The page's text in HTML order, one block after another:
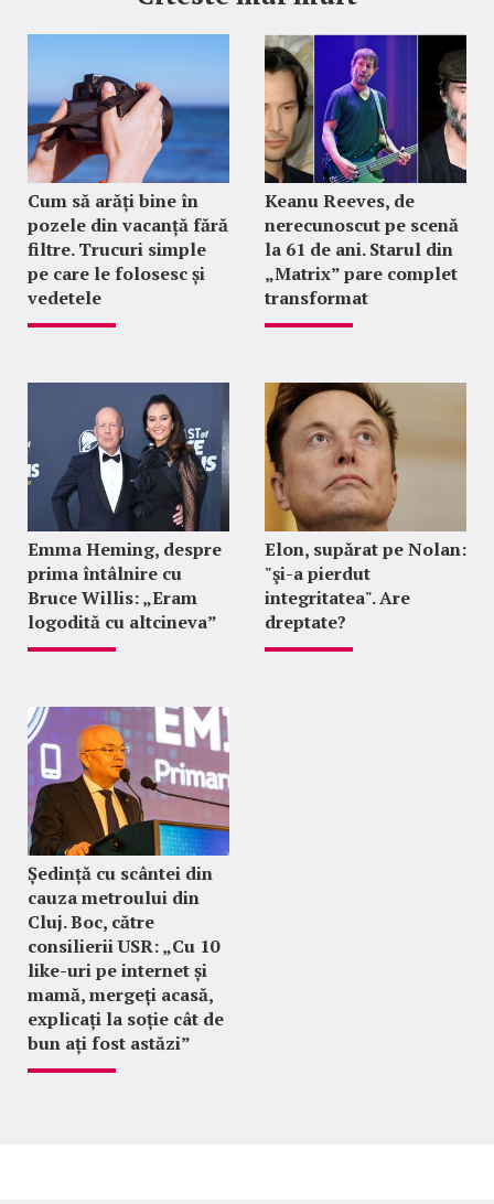
Cum să arăți bine în
pozele din vacanță fără
filtre. Trucuri simple
pe care le folosesc și
vedetele
Keanu Reeves, de
nerecunoscut pe scenă
la 61 de ani. Starul din
„Matrix” pare complet
transformat
Emma Heming, despre
prima întâlnire cu
Bruce Willis: „Eram
logodită cu altcineva”
Elon, supărat pe Nolan:
"şi-a pierdut
integritatea". Are
dreptate?
Ședință cu scântei din
cauza metroului din
Cluj. Boc, către
consilierii USR: „Cu 10
like-uri pe internet și
mamă, mergeți acasă,
explicați la soție cât de
bun ați fost astăzi”